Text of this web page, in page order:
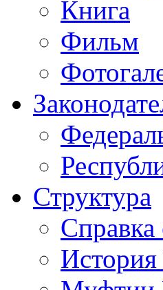
Книга
Фильм
Структура